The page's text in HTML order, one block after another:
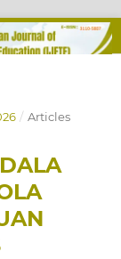
/ Articles